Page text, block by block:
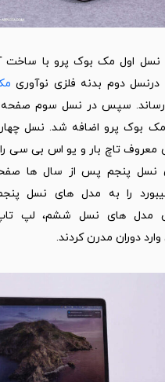
اول مک بوک پرو با ساخت
درنسل دوم بدنه فلزی نوآوری
رساند. سپس در نسل سوم
مک بوک پرو اضافه شد. نسل
معروف تاچ بار و یو اس بی سی را
نسل پنجم پس از سال ها صفحه
را به مدل های نسل پنجم
مدل های نسل ششم، لپ
دوران مدرن کردند.